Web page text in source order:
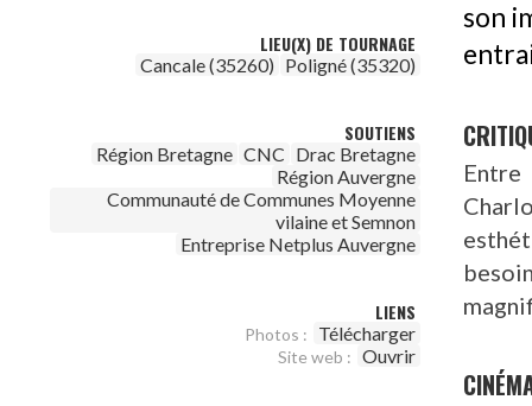
LIEU(X) DE TOURNAGE
Cancale (35260) Poligné (35320)
SOUTIENS
Région Bretagne CNC Drac Bretagne
Région Auvergne
Communauté de Communes Moyenne
vilaine et Semnon
Entreprise Netplus Auvergne
LIENS
Photos : Télécharger
Site web : Ouvrir
son